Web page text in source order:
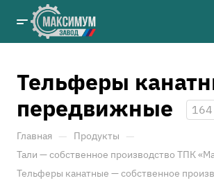
Тельферы
передвижные
164
Главная — Продукты —
Тали — собственное производство ТПК
Тельферы канатные — собственное